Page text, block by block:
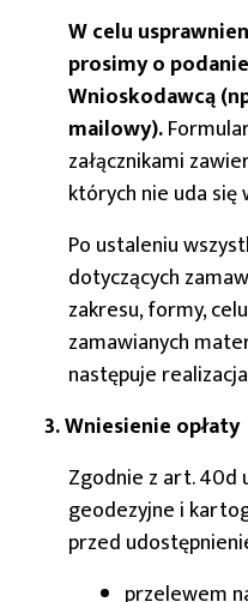
W celu
prosimy o
Wnioskodawcą
mailowy).
załącznikami
których nie uda się
Po ustaleniu
dotyczących
zakresu, formy,
zamawianych
następuje
3. Wniesienie opłaty
Zgodnie z art. 40d
geodezyjne i
przed
przelewem